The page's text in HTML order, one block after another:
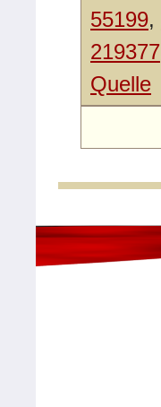
55199,
219377
Quelle